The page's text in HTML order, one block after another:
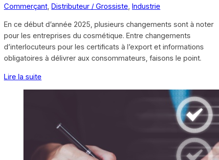
Commerçant, Distributeur / Grossiste, Industrie
En ce début d’année 2025, plusieurs changements sont à noter
pour les entreprises du cosmétique. Entre changements
d’interlocuteurs pour les certificats à l’export et informations
obligatoires à délivrer aux consommateurs, faisons le point.
Lire la suite